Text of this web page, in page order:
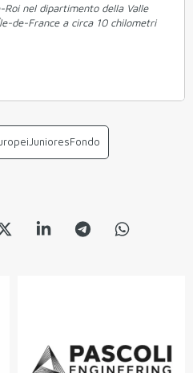
nel dipartimento della Valle
de-France a circa 10 chilometri